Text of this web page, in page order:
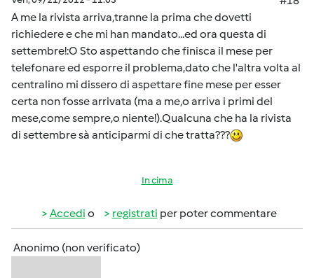
A me la rivista arriva,tranne la prima che dovetti
richiedere e che mi han mandato...ed ora questa di
settembre!:O Sto aspettando che finisca il mese per
telefonare ed esporre il problema,dato che l'altra volta al
centralino mi dissero di aspettare fine mese per esser
certa non fosse arrivata (ma a me,o arriva i primi del
mese,come sempre,o niente!).Qualcuna che ha la rivista
di settembre sà anticiparmi di che tratta???
In cima
Accedi o registrati per poter commentare
Anonimo (non verificato)